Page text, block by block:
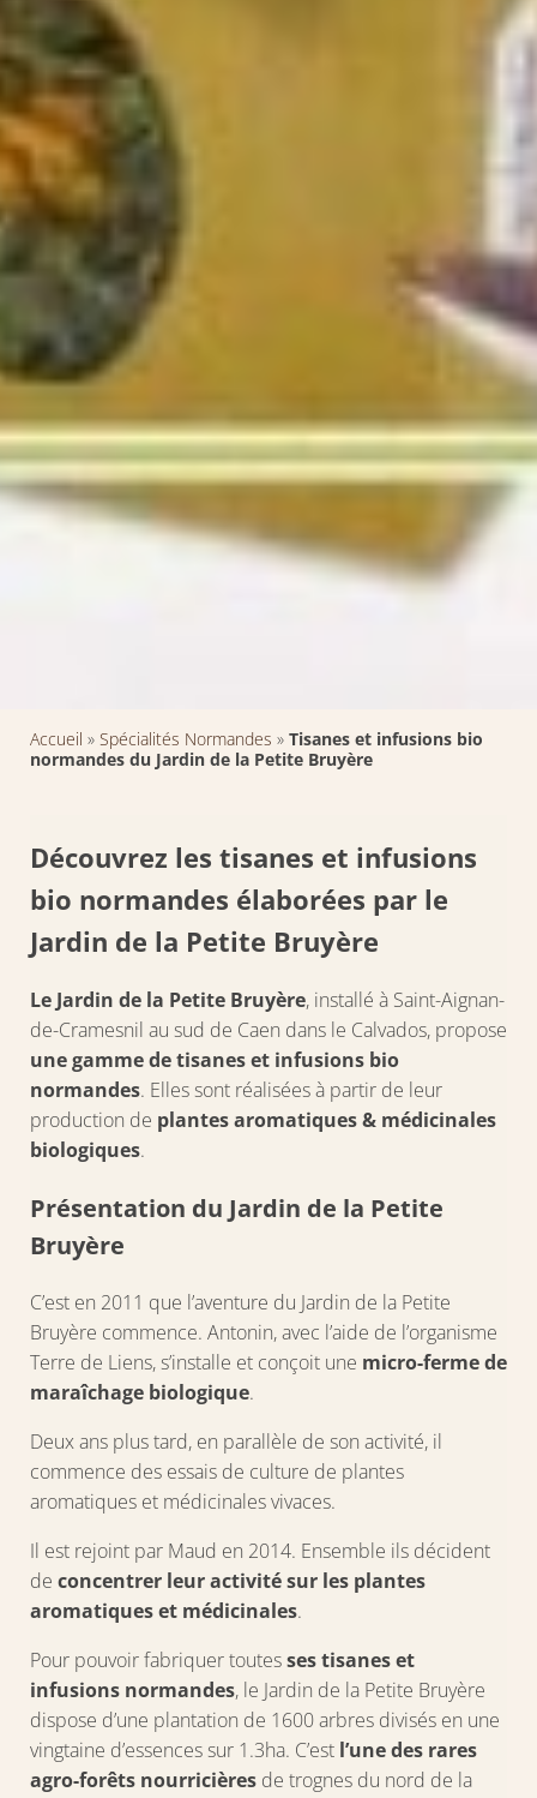
Accueil » Spécialités Normandes » Tisanes et infusions bio
normandes du Jardin de la Petite Bruyère
Découvrez les tisanes et infusions
bio normandes élaborées par le
Jardin de la Petite Bruyère
Le Jardin de la Petite Bruyère, installé à Saint-Aignan-
de-Cramesnil au sud de Caen dans le Calvados, propose
une gamme de tisanes et infusions bio
normandes. Elles sont réalisées à partir de leur
production de plantes aromatiques & médicinales
biologiques.
Présentation du Jardin de la Petite
Bruyère
C’est en 2011 que l’aventure du Jardin de la Petite
Bruyère commence. Antonin, avec l’aide de l’organisme
Terre de Liens, s’installe et conçoit une micro-ferme de
maraîchage biologique.
Deux ans plus tard, en parallèle de son activité, il
commence des essais de culture de plantes
aromatiques et médicinales vivaces.
Il est rejoint par Maud en 2014. Ensemble ils décident
de concentrer leur activité sur les plantes
aromatiques et médicinales.
Pour pouvoir fabriquer toutesses tisanes et
infusions normandes, le Jardin de la Petite Bruyère
dispose d’une plantation de 1600 arbres divisés en une
vingtaine d’essences sur 1.3ha. C’est l’une des rares
agro-forêts nourricières de trognes du nord de la